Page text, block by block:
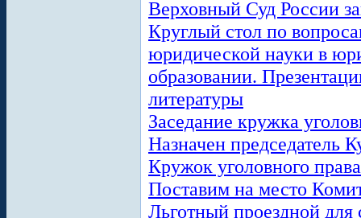
Верховный Суд России
Круглый стол по
юридической науки в
образовании.
литературы
Заседание кружка
Назначен председатель
Кружок уголовного права
Поставим на место
Льготный проездной для